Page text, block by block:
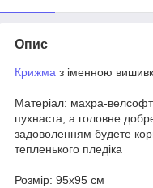
Опис
Крижма з іменною
Матеріал: махра-
пухнаста, а головне
задоволенням будете
тепленького пледіка
Розмір: 95х95 см